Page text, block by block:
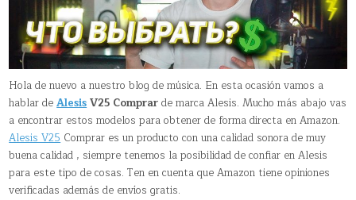
Hola de nuevo a nuestro blog de música. En esta ocasión vamos a
hablar deAlesisV25 Comprarde marca Alesis. Mucho más abajo vas
a encontrar estos modelos para obtener de forma directa en Amazon.
Alesis V25Comprar es un producto con una calidad sonora de muy
buena calidad , siempre tenemos la posibilidad de confiar en Alesis
para este tipo de cosas. Ten en cuenta que Amazon tiene opiniones
verificadas además de envíos gratis.